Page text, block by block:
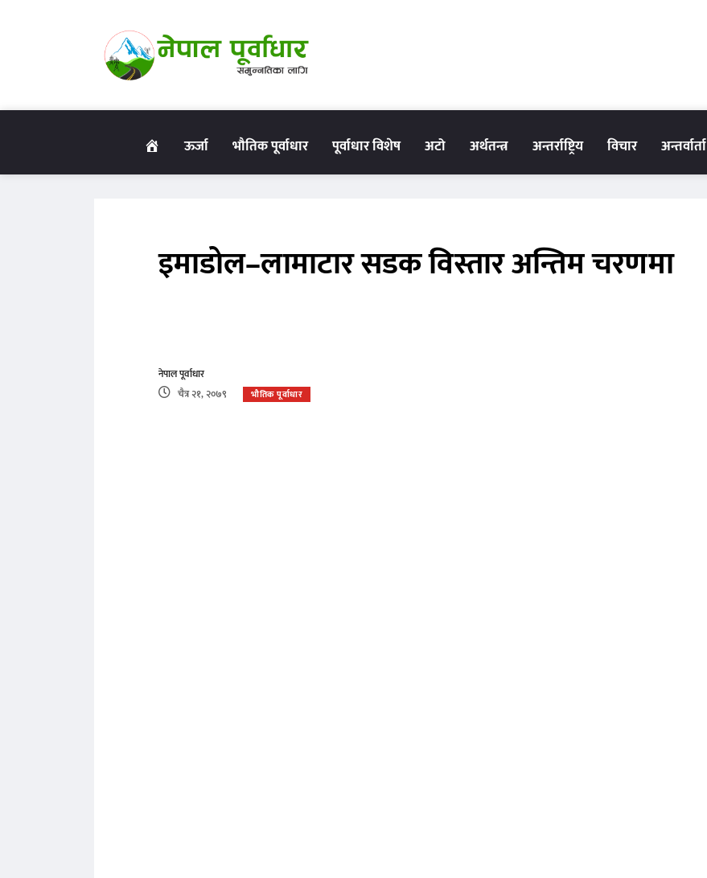
गृहपृष्ठऊर्जा भौतिक पूर्वाधार पूर्वाधार विशेष अटो अर्थतन्त्र अन्तर्राष्ट्रिय विचार अन्तर्वार्ता
इमाडोल–लामाटार सडक विस्तार अन्तिम चरणमा
नेपाल पूर्वाधार
चैत्र २१, २०७९
भौतिक पूर्वाधार